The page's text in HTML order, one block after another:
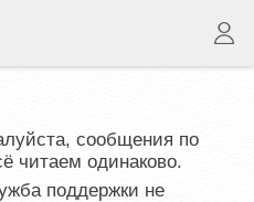
сообщения по
читаем одинаково.
поддержки не